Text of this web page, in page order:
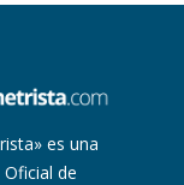
es una
de